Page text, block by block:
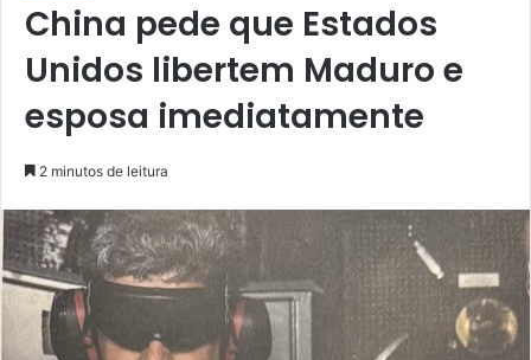
China pede que Estados
Unidos libertem Maduro e
esposa imediatamente
2 minutos de leitura